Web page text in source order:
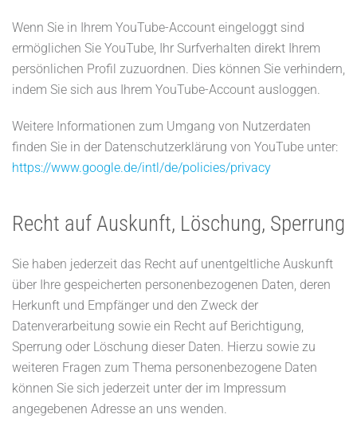
Wenn Sie in Ihrem YouTube-Account eingeloggt sind
ermöglichen Sie YouTube, Ihr Surfverhalten direkt Ihrem
persönlichen Profil zuzuordnen. Dies können Sie verhindern,
indem Sie sich aus Ihrem YouTube-Account ausloggen.
Weitere Informationen zum Umgang von Nutzerdaten
finden Sie in der Datenschutzerklärung von YouTube unter:
https://www.google.de/intl/de/policies/privacy
Recht auf Auskunft, Löschung, Sperrung
Sie haben jederzeit das Recht auf unentgeltliche Auskunft
über Ihre gespeicherten personenbezogenen Daten, deren
Herkunft und Empfänger und den Zweck der
Datenverarbeitung sowie ein Recht auf Berichtigung,
Sperrung oder Löschung dieser Daten. Hierzu sowie zu
weiteren Fragen zum Thema personenbezogene Daten
können Sie sich jederzeit unter der im Impressum
angegebenen Adresse an uns wenden.